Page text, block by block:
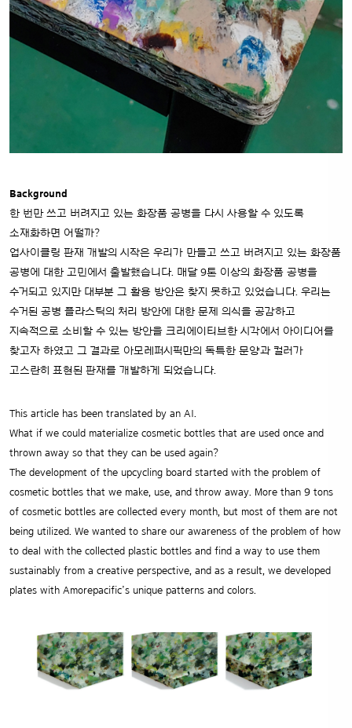
Background
한 번만 쓰고 버려지고 있는 화장품 공병을 다시 사용할 수 있도록
소재화하면 어떨까?
업사이클링 판재 개발의 시작은 우리가 만들고 쓰고 버려지고 있는 화장품
공병에 대한 고민에서 출발했습니다. 매달 9톤 이상의 화장품 공병을
수거되고 있지만 대부분 그 활용 방안은 찾지 못하고 있었습니다. 우리는
수거된 공병 플라스틱의 처리 방안에 대한 문제 의식을 공감하고
지속적으로 소비할 수 있는 방안을 크리에이티브한 시각에서 아이디어를
찾고자 하였고 그 결과로 아모레퍼시픽만의 독특한 문양과 컬러가
고스란히 표현된 판재를 개발하게 되었습니다.
This article has been translated by an AI.
What if we could materialize cosmetic bottles that are used once and
thrown away so that they can be used again?
The development of the upcycling board started with the problem of
cosmetic bottles that we make, use, and throw away. More than 9 tons
of cosmetic bottles are collected every month, but most of them are not
being utilized. We wanted to share our awareness of the problem of how
to deal with the collected plastic bottles and find a way to use them
sustainably from a creative perspective, and as a result, we developed
plates with Amorepacific’s unique patterns and colors.